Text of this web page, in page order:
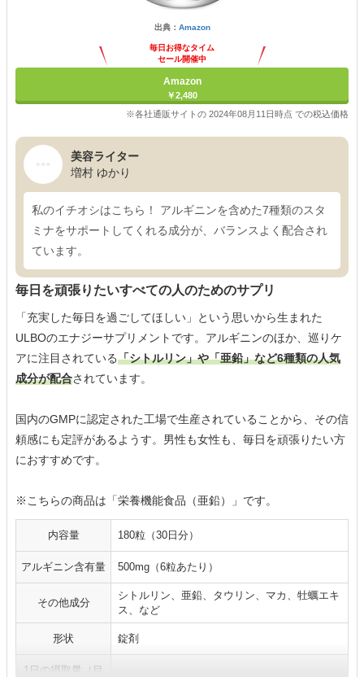
出典： Amazon
毎日お得なタイム
セール開催中
Amazon
￥2,480
※各社通販サイトの 2024年08月11日時点 での税込価格
美容ライター
増村 ゆかり
私のイチオシはこちら！ アルギニンを含めた7種類のスタ
ミナをサポートしてくれる成分が、バランスよく配合され
ています。
毎日を頑張りたいすべての人のためのサプリ
「充実した毎日を過ごしてほしい」という思いから生まれた
ULBOのエナジーサプリメントです。アルギニンのほか、巡りケ
アに注目されている「シトルリン」や「亜鉛」など6種類の人気
成分が配合されています。
国内のGMPに認定された工場で生産されていることから、その信
頼感にも定評があるようす。男性も女性も、毎日を頑張りたい方
におすすめです。
※こちらの商品は「栄養機能食品（亜鉛）」です。
内容量 180粒（30日分）
アルギニン含有量 500mg（6粒あたり）
その他成分
シトルリン、亜鉛、タウリン、マカ、牡蠣エキ
ス、など
形状 錠剤
1日の摂取量（目